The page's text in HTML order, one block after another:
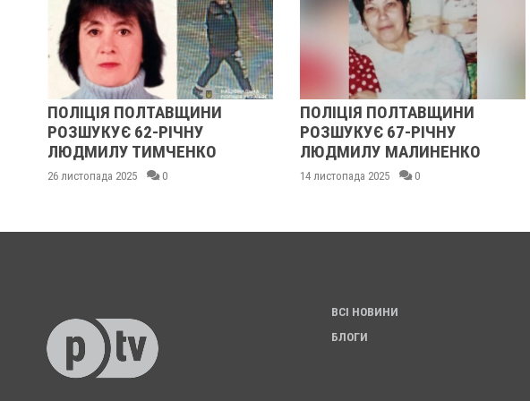
ПОЛІЦІЯ ПОЛТАВЩИНИ
РОЗШУКУЄ 62-РІЧНУ
ЛЮДМИЛУ ТИМЧЕНКО
26 листопада 2025 0
ПОЛІЦІЯ ПОЛТАВЩИНИ
РОЗШУКУЄ 67-РІЧНУ
ЛЮДМИЛУ МАЛИНЕНКО
14 листопада 2025 0
ВСІ НОВИНИ
БЛОГИ